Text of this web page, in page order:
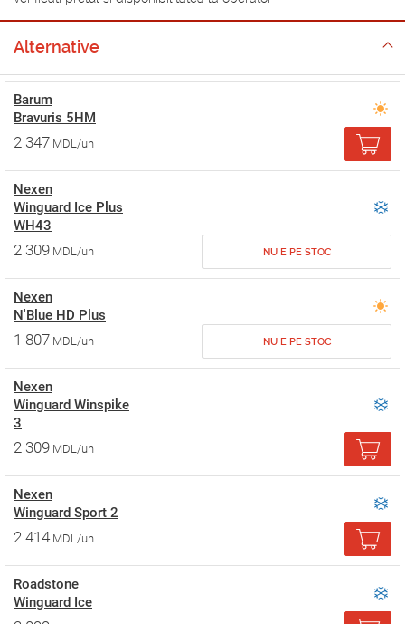
Alternative
Barum
Bravuris 5HM
2 347 MDL/un
Nexen
Winguard Ice Plus
WH43
2 309 MDL/un NU E PE STOC
Nexen
N'Blue HD Plus
1 807 MDL/un NU E PE STOC
Nexen
Winguard Winspike
3
2 309 MDL/un
Nexen
Winguard Sport 2
2 414 MDL/un
Roadstone
Winguard Ice